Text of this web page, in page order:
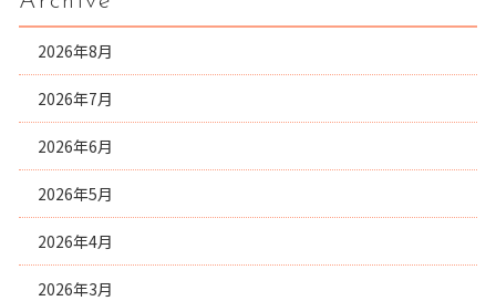
2026年8月
2026年7月
2026年6月
2026年5月
2026年4月
2026年3月